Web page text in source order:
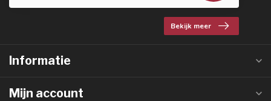
Bekijk meer
Informatie
Mijn account